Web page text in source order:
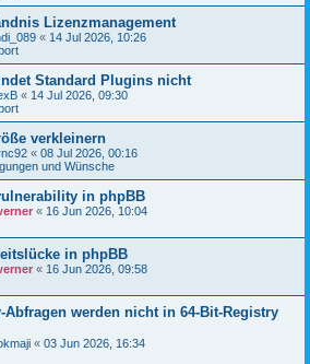
Lizenzmanagement
« 14 Jul 2026, 10:26
Standard Plugins nicht
« 14 Jul 2026, 09:30
verkleinern
« 08 Jul 2026, 00:16
und Wünsche
in phpBB
« 16 Jun 2026, 10:04
in phpBB
« 16 Jun 2026, 09:58
Abfragen werden nicht in 64-Bit-Registry
« 03 Jun 2026, 16:34